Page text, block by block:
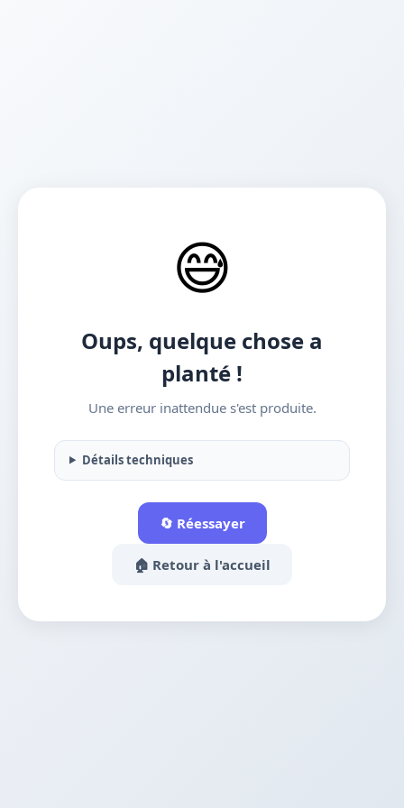
😅
Oups, quelque chose a
planté !
Une erreur inattendue s'est produite.
Détails techniques
🔄 Réessayer
🏠 Retour à l'accueil